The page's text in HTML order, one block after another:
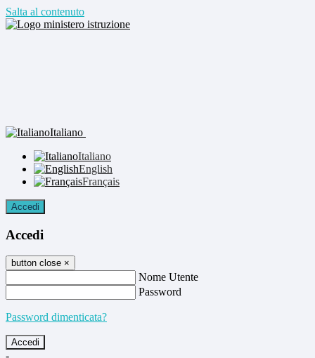
Salta al contenuto
Italiano
Italiano
English
Français
Accedi
Accedi
button close ×
Nome Utente
Password
Password dimenticata?